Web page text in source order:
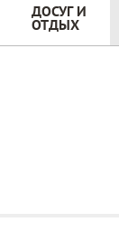
ДОСУГ И
ОТДЫХ